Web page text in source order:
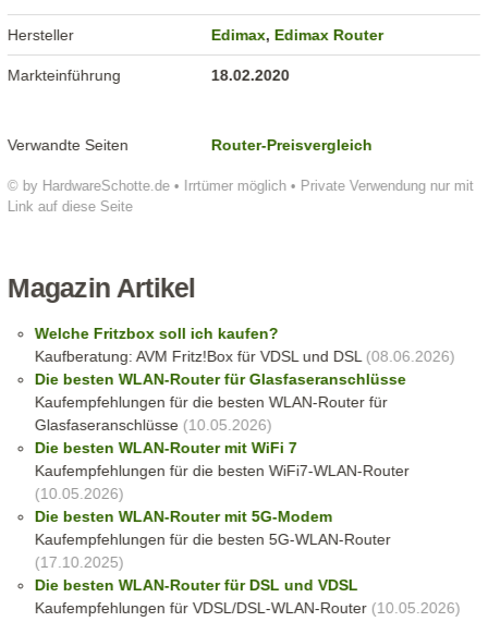
© by HardwareSchotte.de • Irrtümer möglich • Private Verwendung nur mit
Link auf diese Seite
Hersteller Edimax,Edimax Router
Markteinführung 18.02.2020
Verwandte Seiten Router-Preisvergleich
Magazin Artikel
Welche Fritzbox soll ich kaufen?
Kaufberatung: AVM Fritz!Box für VDSL und DSL(08.06.2026)
Die besten WLAN-Router für Glasfaseranschlüsse
Kaufempfehlungen für die besten WLAN-Router für
Glasfaseranschlüsse (10.05.2026)
Die besten WLAN-Router mit WiFi 7
Kaufempfehlungen für die besten WiFi7-WLAN-Router
(10.05.2026)
Die besten WLAN-Router mit 5G-Modem
Kaufempfehlungen für die besten 5G-WLAN-Router
(17.10.2025)
Die besten WLAN-Router für DSL und VDSL
Kaufempfehlungen für VDSL/DSL-WLAN-Router(10.05.2026)